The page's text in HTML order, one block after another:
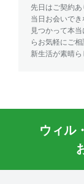
先日はご契約あ
当日お会いで
見つかって本
らお気軽にご相
新生活が素晴ら
ウィル